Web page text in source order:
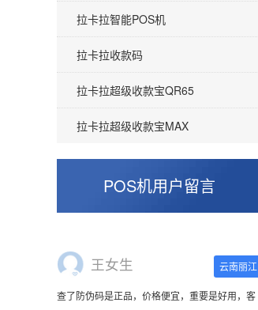
拉卡拉智能POS机
拉卡拉收款码
拉卡拉超级收款宝QR65
拉卡拉超级收款宝MAX
POS机用户留言
王女生 云南丽江
查了防伪码是正品，价格便宜，重要是好用，客